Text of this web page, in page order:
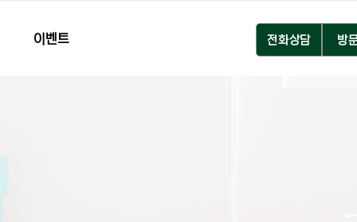
이벤트 전화상담 방